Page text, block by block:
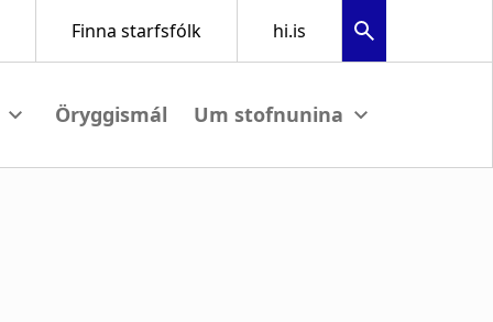
submenu
Öryggismál View submenu